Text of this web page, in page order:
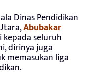
Dinas Pendidikan
Abubakar
kepada seluruh
dirinya juga
memasukan liga